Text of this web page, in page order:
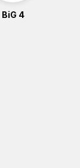
BiG 4